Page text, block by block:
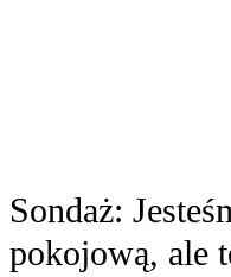
Sondaż:
pokojową, ale